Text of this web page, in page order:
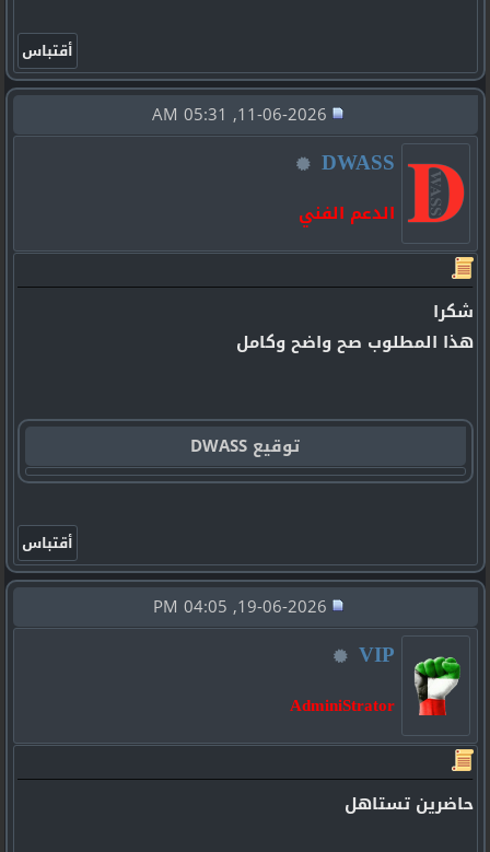
DWASS
الدعم الفني
شكرا
هذا المطلوب صح واضح وكامل
توقيع DWASS
VIP
AdminiStrator
حاضرين تستاهل